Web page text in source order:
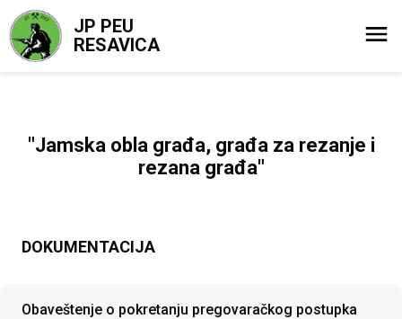
JP PEU
RESAVICA
"Jamska obla građa, građa za rezanje i
rezana građa"
DOKUMENTACIJA
Obaveštenje o pokretanju pregovaračkog postupka